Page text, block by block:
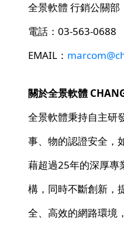
全景軟體 行銷公關部
電話：03-563-0688
EMAIL：
關於全景軟體
全景軟體秉持自主研
事、物的認證安全，
藉超過25年的深厚專
構，同時不斷創新，
全、高效的網路環境